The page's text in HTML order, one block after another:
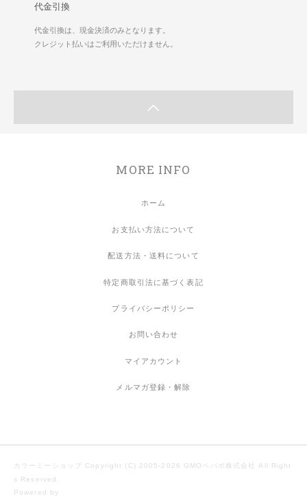
代金引換
代金引換は、現金決済のみとなります。
クレジット払いはご利用いただけません。
MORE INFO
ホーム
お支払い方法について
配送方法・送料について
特定商取引法に基づく表記
プライバシーポリシー
お問い合わせ
マイアカウント
メルマガ登録・解除
カラーミーショップ Copyright (C) 2005-2026 GMOペパボ株式会社
All Right
s Reserved.
Powered by